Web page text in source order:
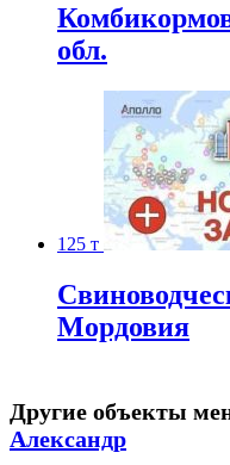
обл.
125 т
Мордовия
Другие объекты
Александр